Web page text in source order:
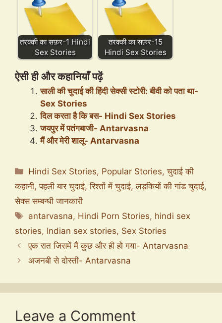
तरक्की का सफ़र-1 Hindi
Sex Stories
तरक्की का सफ़र-15
Hindi Sex Stories
ऐसी ही और कहानियाँ पढ़ें
साली की चुदाई की हिंदी सेक्सी स्टोरी: बीवी को पता था-
Sex Stories
दिल करता है कि बस- Hindi Sex Stories
जयपुर में पतंगबाजी- Antarvasna
मैं और मेरी शालू- Antarvasna
Categories
Hindi Sex Stories, Popular Stories,चुदाई की
कहानी,पहली बार चुदाई,रिश्तों में चुदाई,लड़कियों की गांड चुदाई,
सेक्स सम्बन्धी जानकारी
Tags
antarvasna, Hindi Porn Stories, hindi sex
stories, Indian sex stories, Sex Stories
एक रात जिसमें मैं कुछ और ही हो गया- Antarvasna
अजनबी से दोस्ती- Antarvasna
Leave a Comment